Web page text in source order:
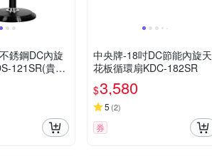
銹鋼DC內旋
121SR(貴族
中央牌-18吋DC節能內旋天
花板循環扇KDC-182SR
$3,580
5 (2)
券